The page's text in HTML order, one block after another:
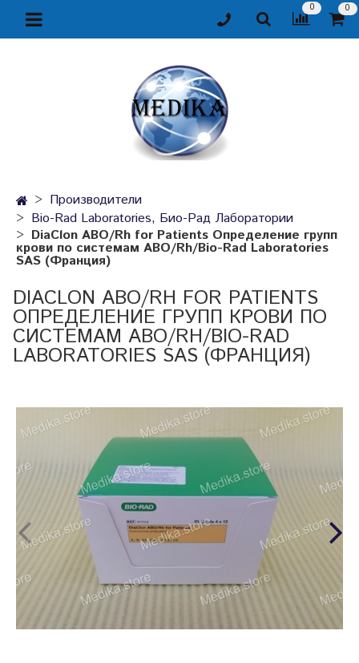
0 0
Производители
Bio-Rad Laboratories, Био-Рад Лаборатории
DiaClon ABO/Rh for Patients Определение групп
крови по системам ABO/Rh/Bio-Rad Laboratories
SAS (Франция)
DIACLON ABO/RH FOR PATIENTS
ОПРЕДЕЛЕНИЕ ГРУПП КРОВИ ПО
СИСТЕМАМ ABO/RH/BIO-RAD
LABORATORIES SAS (ФРАНЦИЯ)